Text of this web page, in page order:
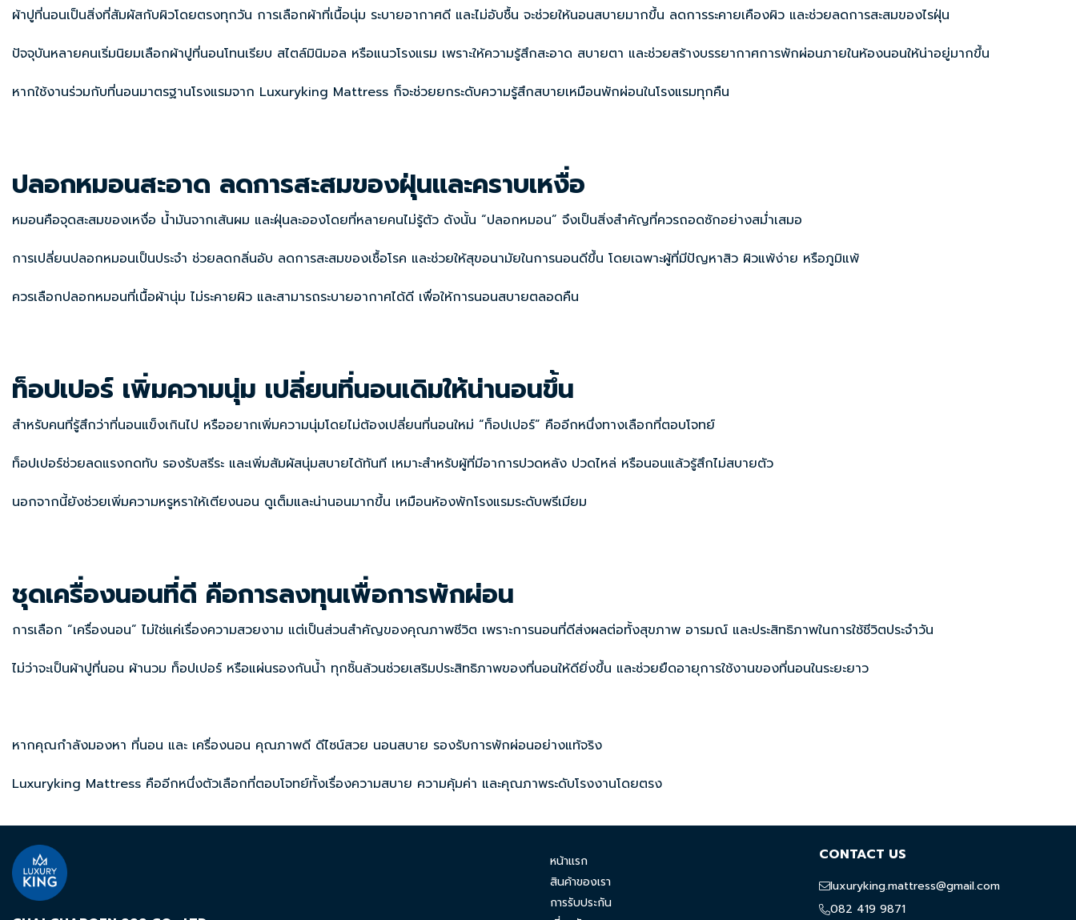
ผ้าปูที่นอนเป็นสิ่งที่สัมผัสกับผิวโดยตรงทุกวัน การเลือกผ้าที่เนื้อนุ่ม ระบายอากาศดี และไม่อับชื้น จะช่วยให้นอนสบายมากขึ้น ลดการระคายเคืองผิว และช่วยลดการสะสมของไรฝุ่น
ปัจจุบันหลายคนเริ่มนิยมเลือกผ้าปูที่นอนโทนเรียบ สไตล์มินิมอล หรือแนวโรงแรม เพราะให้ความรู้สึกสะอาด สบายตา และช่วยสร้างบรรยากาศการพักผ่อนภายในห้องนอนให้น่าอยู่มากขึ้น
หากใช้งานร่วมกับที่นอนมาตรฐานโรงแรมจาก Luxuryking Mattress ก็จะช่วยยกระดับความรู้สึกสบายเหมือนพักผ่อนในโรงแรมทุกคืน
ปลอกหมอนสะอาด ลดการสะสมของฝุ่นและคราบเหงื่อ
หมอนคือจุดสะสมของเหงื่อ น้ำมันจากเส้นผม และฝุ่นละอองโดยที่หลายคนไม่รู้ตัว ดังนั้น “ปลอกหมอน” จึงเป็นสิ่งสำคัญที่ควรถอดซักอย่างสม่ำเสมอ
การเปลี่ยนปลอกหมอนเป็นประจำ ช่วยลดกลิ่นอับ ลดการสะสมของเชื้อโรค และช่วยให้สุขอนามัยในการนอนดีขึ้น โดยเฉพาะผู้ที่มีปัญหาสิว ผิวแพ้ง่าย หรือภูมิแพ้
ควรเลือกปลอกหมอนที่เนื้อผ้านุ่ม ไม่ระคายผิว และสามารถระบายอากาศได้ดี เพื่อให้การนอนสบายตลอดคืน
ท็อปเปอร์ เพิ่มความนุ่ม เปลี่ยนที่นอนเดิมให้น่านอนขึ้น
สำหรับคนที่รู้สึกว่าที่นอนแข็งเกินไป หรืออยากเพิ่มความนุ่มโดยไม่ต้องเปลี่ยนที่นอนใหม่ “ท็อปเปอร์” คืออีกหนึ่งทางเลือกที่ตอบโจทย์
ท็อปเปอร์ช่วยลดแรงกดทับ รองรับสรีระ และเพิ่มสัมผัสนุ่มสบายได้ทันที เหมาะสำหรับผู้ที่มีอาการปวดหลัง ปวดไหล่ หรือนอนแล้วรู้สึกไม่สบายตัว
นอกจากนี้ยังช่วยเพิ่มความหรูหราให้เตียงนอน ดูเต็มและน่านอนมากขึ้น เหมือนห้องพักโรงแรมระดับพรีเมียม
ชุดเครื่องนอนที่ดี คือการลงทุนเพื่อการพักผ่อน
การเลือก “เครื่องนอน” ไม่ใช่แค่เรื่องความสวยงาม แต่เป็นส่วนสำคัญของคุณภาพชีวิต เพราะการนอนที่ดีส่งผลต่อทั้งสุขภาพ อารมณ์ และประสิทธิภาพในการใช้ชีวิตประจำวัน
ไม่ว่าจะเป็นผ้าปูที่นอน ผ้านวม ท็อปเปอร์ หรือแผ่นรองกันน้ำ ทุกชิ้นล้วนช่วยเสริมประสิทธิภาพของที่นอนให้ดียิ่งขึ้น และช่วยยืดอายุการใช้งานของที่นอนในระยะยาว
หากคุณกำลังมองหา ที่นอน และ เครื่องนอน คุณภาพดี ดีไซน์สวย นอนสบาย รองรับการพักผ่อนอย่างแท้จริง
Luxuryking Mattress คืออีกหนึ่งตัวเลือกที่ตอบโจทย์ทั้งเรื่องความสบาย ความคุ้มค่า และคุณภาพระดับโรงงานโดยตรง
หน้าแรก
สินค้าของเรา
การรับประกัน
CONTACT US
luxuryking.mattress@gmail.com
082 419 9871